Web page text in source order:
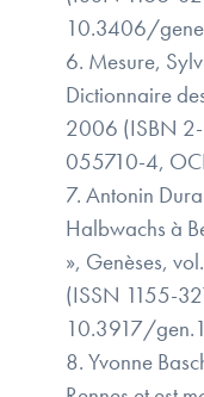
10.3406/
6. Mesure,
Dictionnaire
2006 (ISBN
055710-4,
7. Antonin
Halbwachs à
», Genèses,
(ISSN 1155-
10.3917/
8. Yvonne